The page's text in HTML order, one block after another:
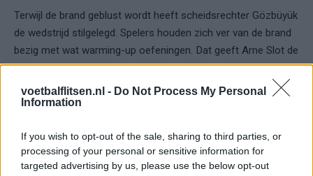
voetbalflitsen.nl - Do Not Process My Personal
Information
If you wish to opt-out of the sale, sharing to third parties, or
processing of your personal or sensitive information for
targeted advertising by us, please use the below opt-out
Terwijl de brand geblust wordt heeft scheidsrechter Gözbüyük
de wedstrijd stilgelegd. Spelers houden zich ver van de brand
bezig met wat warming-up oefeningen. Dat geeft Arne Slot de
gelegenheid om deadviezen van fanste lezen.
Ajax Feyenoord
Fraser begint aan nieuwe uitdaging: oud-
Feyenoorder tekent als bondscoach